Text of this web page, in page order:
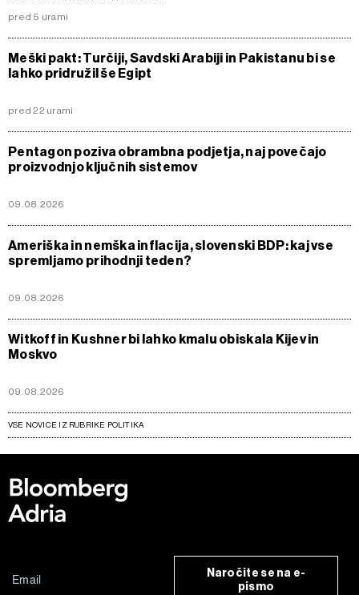
pred 5 urami
Meški pakt: Turčiji, Savdski Arabiji in Pakistanu bi se
lahko pridružil še Egipt
pred 22 urami
Pentagon poziva obrambna podjetja, naj povečajo
proizvodnjo ključnih sistemov
09.08.2026
Ameriška in nemška inflacija, slovenski BDP: kaj vse
spremljamo prihodnji teden?
09.08.2026
Witkoff in Kushner bi lahko kmalu obiskala Kijev in
Moskvo
09.08.2026
VSE NOVICE IZ RUBRIKE POLITIKA
Naročite se na e-
pismo